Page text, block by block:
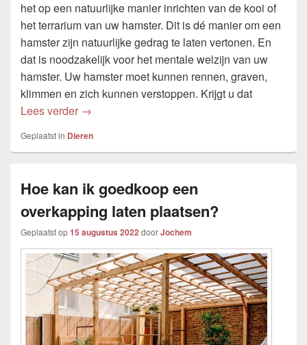
het op een natuurlijke manier inrichten van de kooi of
het terrarium van uw hamster. Dit is dé manier om een
hamster zijn natuurlijke gedrag te laten vertonen. En
dat is noodzakelijk voor het mentale welzijn van uw
hamster. Uw hamster moet kunnen rennen, graven,
klimmen en zich kunnen verstoppen. Krijgt u dat
Lees verder Hamsterscaping benodigdheden kopen
→
Geplaatst in Dieren
Hoe kan ik goedkoop een
overkapping laten plaatsen?
Geplaatst op15 augustus 2022doorJochem